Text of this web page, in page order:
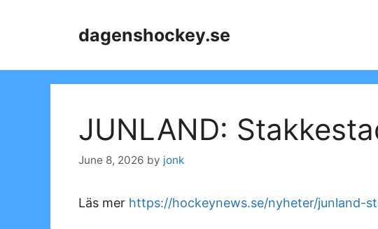
dagenshockey.se
JUNLAND:
June 8, 2026 by jonk
Läs mer https://hockeynews.se/nyheter/junland-